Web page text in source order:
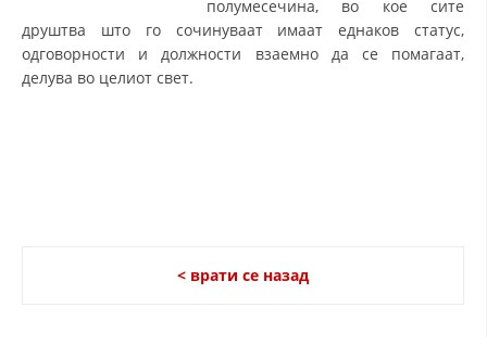
ПРИРАЧНИЦИ
полумесечина, во кое сите
друштва што го сочинуваат имаат еднаков статус,
одговорности и должности взаемно да се помагаат,
делува во целиот свет.
< врати се назад